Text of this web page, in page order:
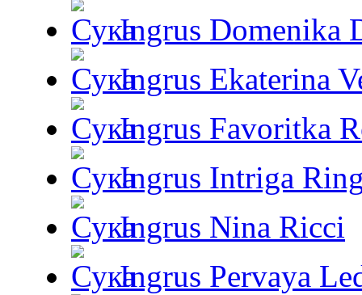
Ingrus Domenika
Ingrus Ekaterina
Ingrus Favoritka
Ingrus Intriga
Ingrus Nina Ricci
Ingrus Pervaya